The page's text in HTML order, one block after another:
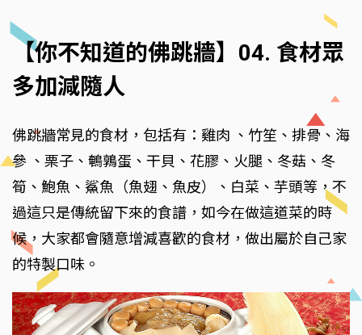
【你不知道的佛跳牆】04. 食材眾
多加減隨人
佛跳牆常見的食材，包括有：雞肉 、竹笙、排骨、海
參 、栗子、鵪鶉蛋、干貝、花膠、火腿、冬菇、冬
筍、鮑魚、鯊魚（魚翅、魚皮）、白菜、芋頭等，不
過這只是傳統留下來的食譜，如今在做這道菜的時
候，大家都會隨意增減喜歡的食材，做出屬於自己家
的特製口味。